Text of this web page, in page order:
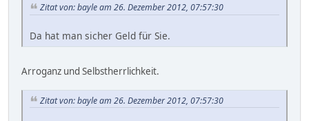
Zitat von: bayle am 26. Dezember 2012, 07:57:30
Da hat man sicher Geld für Sie.
Arroganz und Selbstherrlichkeit.
Zitat von: bayle am 26. Dezember 2012, 07:57:30